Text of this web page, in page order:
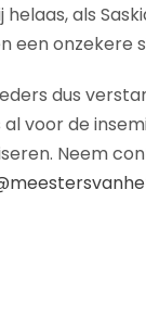
als
een onzekere
dus
voor de
Neem